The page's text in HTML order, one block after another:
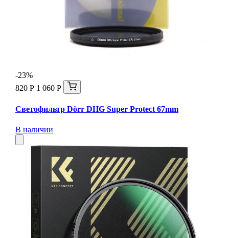
-23%
820 Р 1 060 Р
Светофильтр Dörr DHG Super Protect 67mm
В наличии